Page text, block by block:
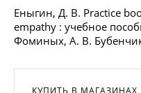
Еныгин, Д. В. Practice
empathy : учебное
Фоминых, А. В.